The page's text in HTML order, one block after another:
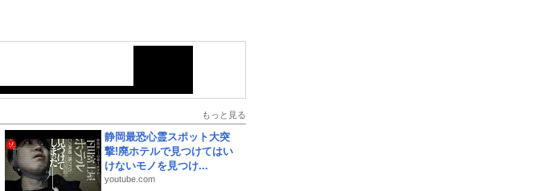
もっと見る
静岡最恐心霊スポット大突
撃!廃ホテルで見つけてはい
けないモノを見つけ...
youtube.com